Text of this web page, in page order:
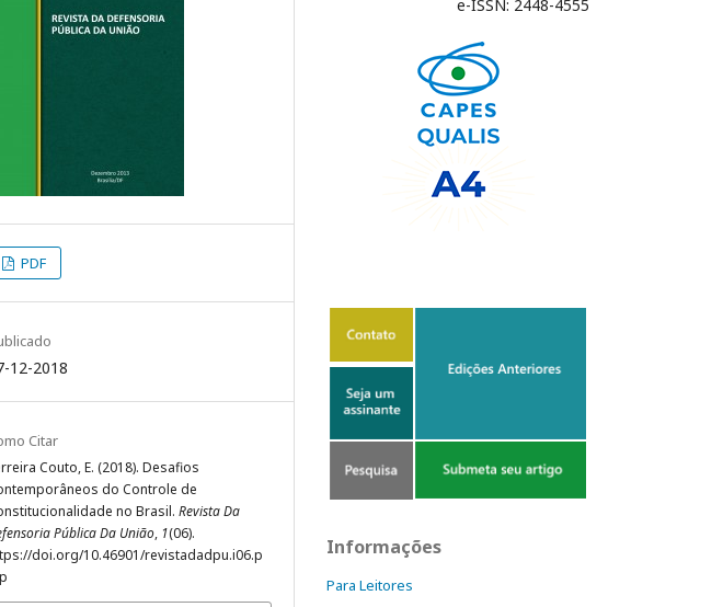
PDF
12-2018
Citar
Couto, E. (2018). Desafios
do Controle de
no Brasil. Revista Da
Pública Da União, 1(06).
doi.org/10.46901/revistadadpu.i06.p
e-ISSN: 2448-4555
Informações
Para Leitores